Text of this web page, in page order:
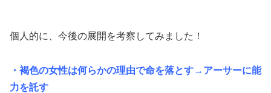
個人的に、今後の展開を考察してみました！
・褐色の女性は何らかの理由で命を落とす→アーサーに能
力を託す